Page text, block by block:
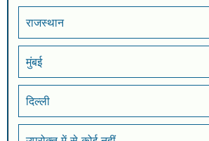
राजस्थान
मुंबई
दिल्ली